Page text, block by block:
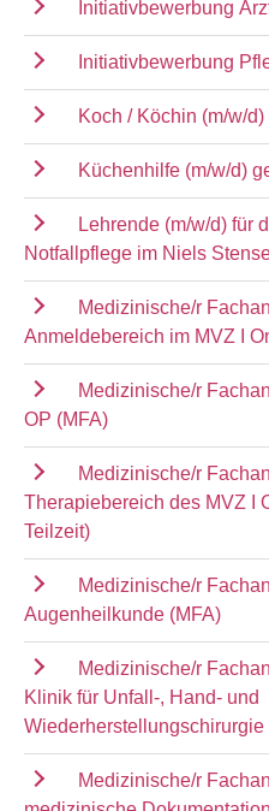
Initiativbewerbung
Initiativbewerbung
Koch / Köchin (m/w/d)
Küchenhilfe (m/w/d)
Lehrende (m/w/d) für
Notfallpflege im Niels
Medizinische/r
Anmeldebereich im MVZ I
Medizinische/r
OP (MFA)
Medizinische/r
Therapiebereich des MVZ I
Teilzeit)
Medizinische/r
Augenheilkunde (MFA)
Medizinische/r
Klinik für Unfall-, Hand- und
Wiederherstellungschirurgie
Medizinische/r